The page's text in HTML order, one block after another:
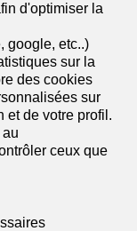
d'optimiser la
google, etc..)
sur la
des cookies
sur
et de votre profil.
ceux que